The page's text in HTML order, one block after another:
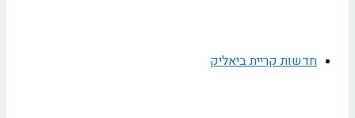
חדשות קריית ביאליק